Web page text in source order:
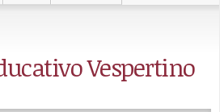
Vespertino